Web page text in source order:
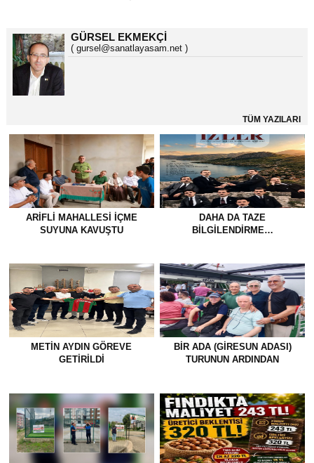
GÜRSEL EKMEKÇİ
( gursel@sanatlayasam.net )
TÜM YAZILARI
ARIFLI MAHALLESI İÇME
SUYUNA KAVUŞTU
DAHA DA TAZE
BİLGİLENDİRME…
METİN AYDIN GÖREVE
GETİRİLDİ
BİR ADA (GİRESUN ADASI)
TURUNUN ARDINDAN